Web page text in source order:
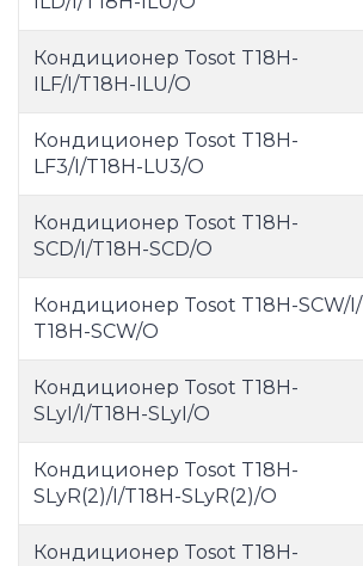
Кондиционер Tosot T18H-
ILF/I/T18H-ILU/O
Кондиционер Tosot T18H-
LF3/I/T18H-LU3/O
Кондиционер Tosot T18H-
SCD/I/T18H-SCD/O
Кондиционер Tosot T18H-SCW/I/
T18H-SCW/O
Кондиционер Tosot T18H-
SLyI/I/T18H-SLyI/O
Кондиционер Tosot T18H-
SLyR(2)/I/T18H-SLyR(2)/O
Кондиционер Tosot T18H-